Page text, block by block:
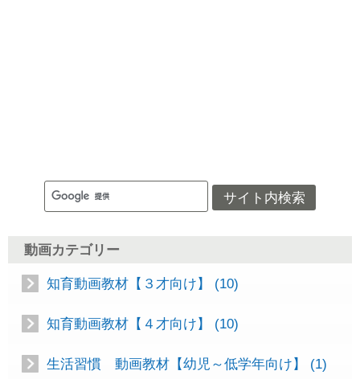
動画カテゴリー
知育動画教材【３才向け】 (10)
知育動画教材【４才向け】 (10)
生活習慣 動画教材【幼児～低学年向け】 (1)